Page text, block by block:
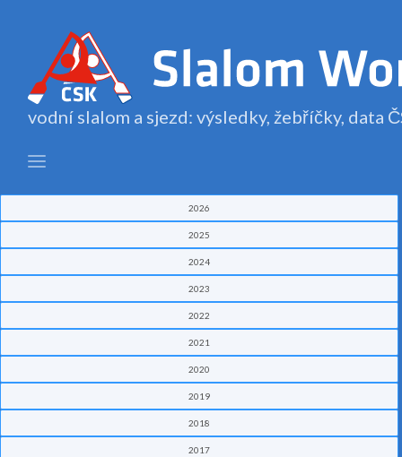
vodní slalom a sjezd: výsledky, žebříčky, data
2026
2025
2024
2023
2022
2021
2020
2019
2018
2017